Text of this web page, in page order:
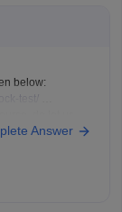
below:
Answer